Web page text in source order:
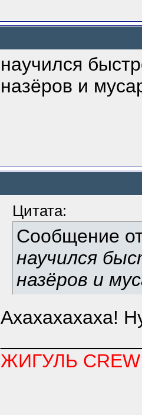
научился
назёров и
Цитата:
Сообщение
научился
назёров и
Ахахахахаха!
ЖИГУЛЬ CREW